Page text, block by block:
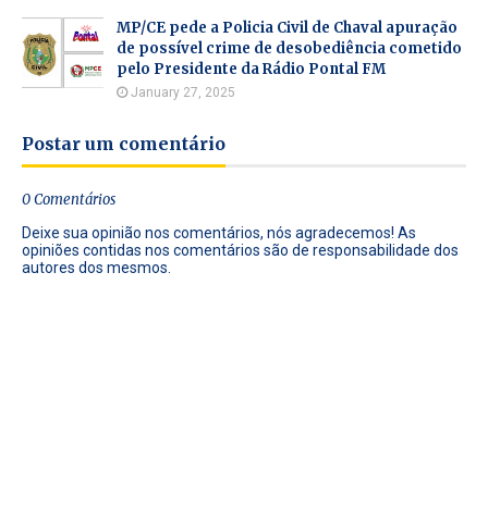
MP/CE pede a Policia Civil de Chaval apuração
de possível crime de desobediência cometido
pelo Presidente da Rádio Pontal FM
January 27, 2025
Postar um comentário
0 Comentários
Deixe sua opinião nos comentários, nós agradecemos! As
opiniões contidas nos comentários são de responsabilidade dos
autores dos mesmos.